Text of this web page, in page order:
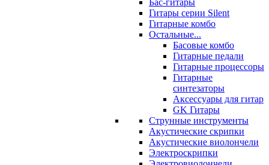
Бас-гитары
Гитары серии Silent
Гитарные комбо
Остальные...
Басовые комбо
Гитарные педали
Гитарные процессоры
Гитарные
синтезаторы
Аксессуары для гитар
GK Гитары
Струнные инструменты
Акустические скрипки
Акустические виолончели
Электроскрипки